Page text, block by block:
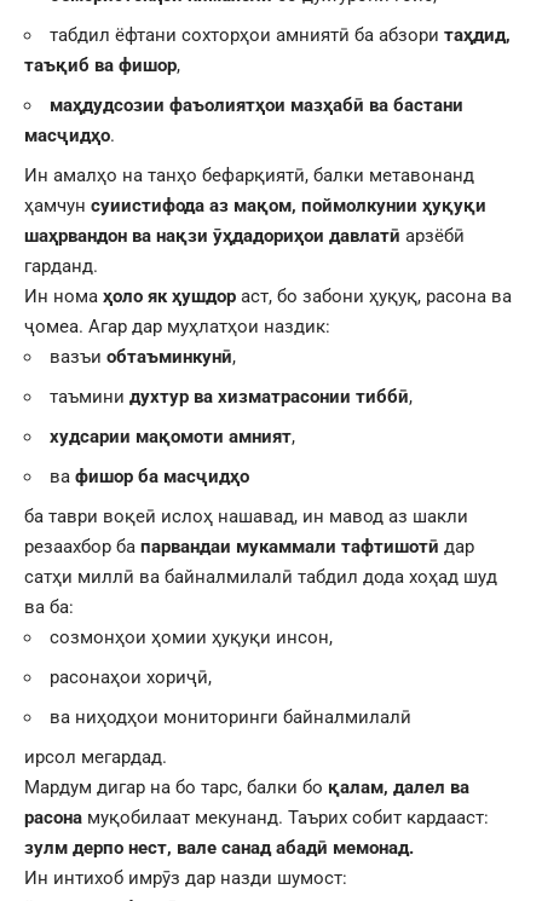
табдил ёфтани сохторҳои амниятӣ ба абзори таҳдид,
таъқиб ва фишор,
маҳдудсозии фаъолиятҳои мазҳабӣ ва бастани
масҷидҳо.
Ин амалҳо на танҳо бефарқиятӣ, балки метавонанд
ҳамчун суиистифода аз мақом, поймолкунии ҳуқуқи
шаҳрвандон ва нақзи ӯҳдадориҳои давлатӣ арзёбӣ
гарданд.
Ин нома ҳоло як ҳушдор аст, бо забони ҳуқуқ, расона ва
ҷомеа. Агар дар муҳлатҳои наздик:
вазъи обтаъминкунӣ,
таъмини духтур ва хизматрасонии тиббӣ,
худсарии мақомоти амният,
ва фишор ба масҷидҳо
ба таври воқеӣ ислоҳ нашавад, ин мавод аз шакли
резаахбор ба парвандаи мукаммали тафтишотӣ дар
сатҳи миллӣ ва байналмилалӣ табдил дода хоҳад шуд
ва ба:
созмонҳои ҳомии ҳуқуқи инсон,
расонаҳои хориҷӣ,
ва ниҳодҳои мониторинги байналмилалӣ
ирсол мегардад.
Мардум дигар на бо тарс, балки бо қалам, далел ва
расона муқобилаат мекунанд. Таърих собит кардааст:
зулм дерпо нест, вале санад абадӣ мемонад.
Ин интихоб имрӯз дар назди шумост: